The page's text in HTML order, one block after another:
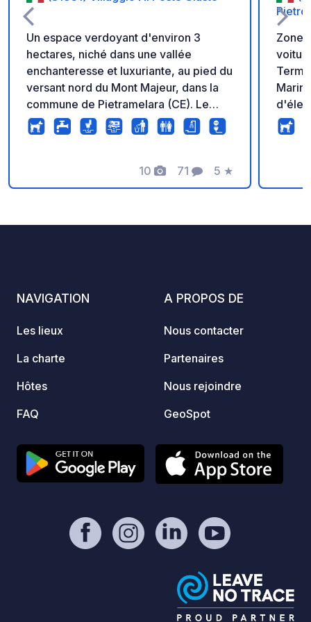
Un espace verdoyant d'environ 3
hectares, niché dans une vallée
enchanteresse et luxuriante, au pied du
versant nord du Mont Majeur, dans la
commune de Pietramelara (CE). Le
camping est équipé de tous les
services essentiels et est accessible
route d'accès est asphaltée (les 100
derniers mètres sont en terre battue et
10
Photos
71
Commentaires
5
Note
★
Pietro
Zone
20,00
NAVIGATION
Les lieux
La charte
Hôtes
FAQ
A PROPOS DE
Nous contacter
Partenaires
Nous rejoindre
GeoSpot